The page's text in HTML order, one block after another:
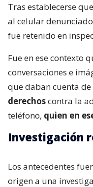
Tras establecerse
al celular
fue retenido en
Fue en ese contexto
conversaciones e
que daban cuenta
derechoscontra la
teléfono, quien en
Investigación
Los antecedentes
origen a una